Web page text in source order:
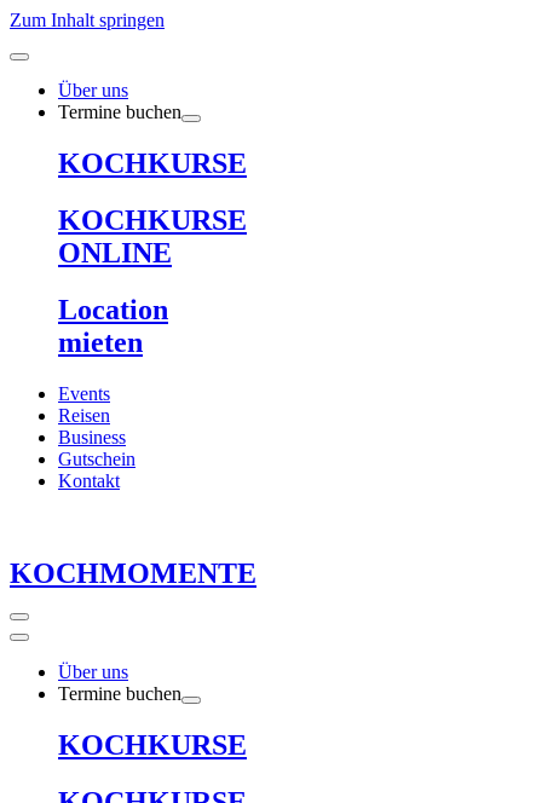
Zum Inhalt springen
Über uns
Termine buchen
KOCHKURSE
KOCHKURSE
ONLINE
Location
mieten
Events
Reisen
Business
Gutschein
Kontakt
KOCHMOMENTE
Über uns
Termine buchen
KOCHKURSE